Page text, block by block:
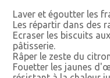
Laver et égoutter les
Les répartir dans des
Ecraser les biscuits
pâtisserie.
Râper le zeste du
Fouetter les jaunes